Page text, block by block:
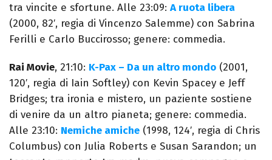
tra vincite e sfortune. Alle 23:09: A ruota libera
(2000, 82′, regia di Vincenzo Salemme) con Sabrina
Ferilli e Carlo Buccirosso; genere: commedia.
Rai Movie, 21:10: K-Pax – Da un altro mondo (2001,
120′, regia di Iain Softley) con Kevin Spacey e Jeff
Bridges; tra ironia e mistero, un paziente sostiene
di venire da un altro pianeta; genere: commedia.
Alle 23:10: Nemiche amiche (1998, 124′, regia di Chris
Columbus) con Julia Roberts e Susan Sarandon; un